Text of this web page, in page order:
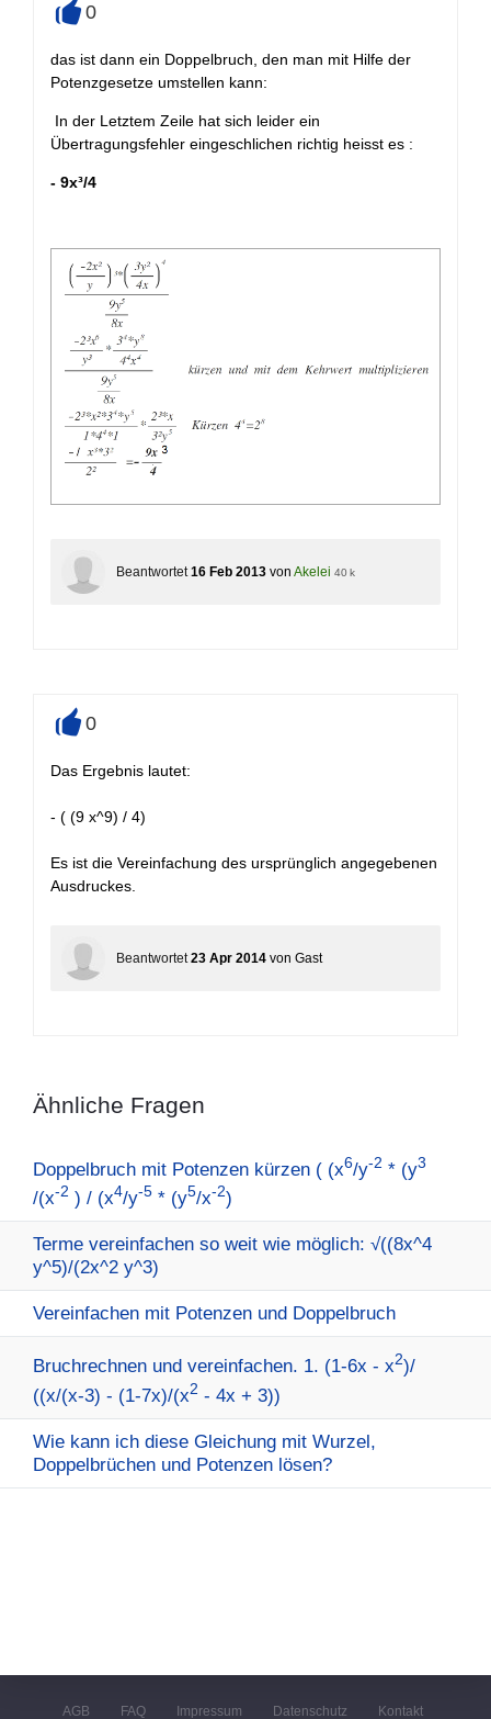
0
das ist dann ein Doppelbruch, den man mit Hilfe der
Potenzgesetze umstellen kann:
In der Letztem Zeile hat sich leider ein
Übertragungsfehler eingeschlichen richtig heisst es :
- 9x³/4
Beantwortet 16 Feb 2013 von Akelei 40 k
0
Das Ergebnis lautet:
- ( (9 x^9) / 4)
Es ist die Vereinfachung des ursprünglich angegebenen
Ausdruckes.
Beantwortet 23 Apr 2014 von Gast
Ähnliche Fragen
Doppelbruch mit Potenzen kürzen ( (x6/y-2 * (y3
/(x-2 ) / (x4/y-5 * (y5/x-2)
Terme vereinfachen so weit wie möglich: √((8x^4
y^5)/(2x^2 y^3)
Vereinfachen mit Potenzen und Doppelbruch
Bruchrechnen und vereinfachen. 1. (1-6x - x2)/
((x/(x-3) - (1-7x)/(x2 - 4x + 3))
Wie kann ich diese Gleichung mit Wurzel,
Doppelbrüchen und Potenzen lösen?
AGB FAQ Impressum Datenschutz Kontakt